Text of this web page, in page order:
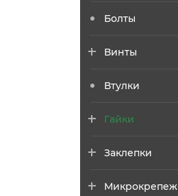
Болты
Винты
Втулки
Гайки
Заклепки
Микрокрепеж